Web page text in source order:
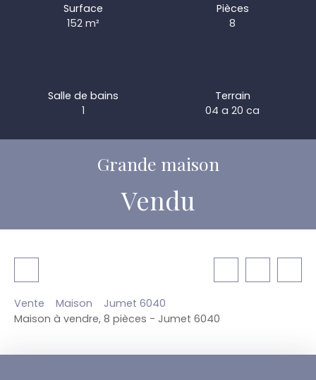
Surface
152m²
Pièces
8
Salle de bains
1
Terrain
04 a 20 ca
Grande maison
Vendu
Vente Maison
Jumet 6040
Maison à vendre, 8 pièces - Jumet 6040